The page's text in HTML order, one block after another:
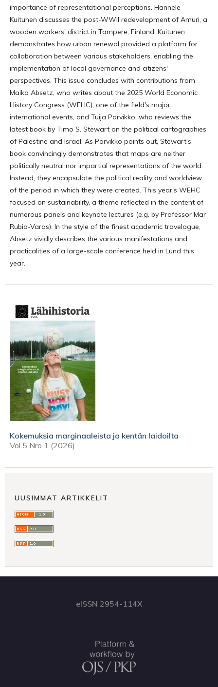
importance of representational perceptions. Hannele
Kuitunen discusses the post-WWII redevelopment of Amuri, a
wooden workers' district in Tampere, Finland. Kuitunen
demonstrates how urban renewal provided a platform for
collaboration between various stakeholders, enabling the
implementation of local governance and citizens'
perspectives. This issue concludes with contributions from
Maika Absetz, who writes about the 2025 World Economic
History Congress (WEHC), one of the field's major
international events, and Tuija Parvikko, who reviews the
latest book by Timo S. Stewart on the political cartographies
of Palestine and Israel. As Parvikko points out, Stewart’s
book convincingly demonstrates that maps are neither
politically neutral nor impartial representations of the world.
Instead, they encapsulate the political reality and worldview
of the period in which they were created. This year's WEHC
focused on sustainability, a theme reflected in the content of
numerous panels and keynote lectures (e.g. by Professor Mar
Rubio-Varas). In the style of the finest academic travelogue,
Absetz vividly describes the various manifestations and
practicalities of a large-scale conference held in Lund this
year.
Kokemuksia marginaaleista ja kentän laidoilta
Vol 5 Nro 1 (2026)
UUSIMMAT ARTIKKELIT
eISSN 2954-114X